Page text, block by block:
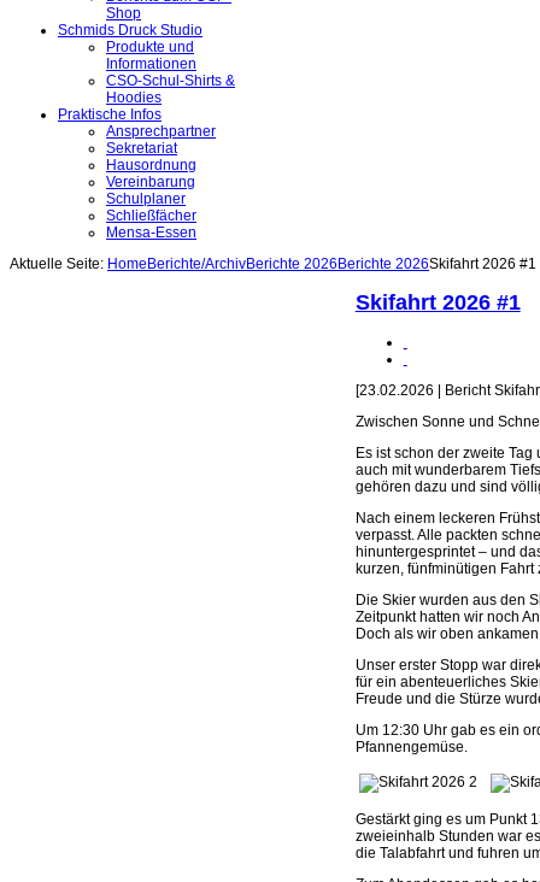
Shop
Schmids Druck Studio
Produkte und
Informationen
CSO-Schul-Shirts &
Hoodies
Praktische Infos
Ansprechpartner
Sekretariat
Hausordnung
Vereinbarung
Schulplaner
Schließfächer
Mensa-Essen
Aktuelle Seite: Home Berichte/ArchivBerichte 2026 Berichte 2026Skifahrt 2026 #1
Skifahrt 2026 #1
[23.02.2026 | Bericht
Zwischen Sonne und
Es ist schon der zweite
auch mit wunderbarem
gehören dazu und sind
Nach einem leckeren
verpasst. Alle packten
hinuntergesprintet – und
kurzen, fünfminütigen Fahrt
Die Skier wurden aus den
Zeitpunkt hatten wir noch
Doch als wir oben
Unser erster Stopp war
für ein abenteuerliches
Freude und die Stürze
Um 12:30 Uhr gab es ein
Pfannengemüse.
Gestärkt ging es um Punkt
zweieinhalb Stunden war
die Talabfahrt und fuhren